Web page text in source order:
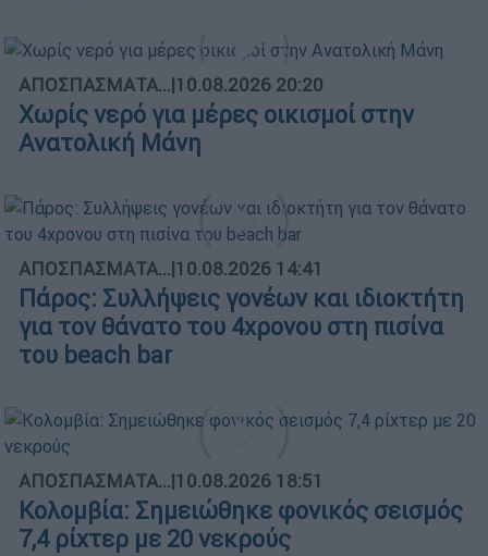
ΑΠΟΣΠΑΣΜΑΤΑ...|10.08.2026 20:20
Χωρίς νερό για μέρες οικισμοί στην
Ανατολική Μάνη
ΑΠΟΣΠΑΣΜΑΤΑ...|10.08.2026 14:41
Πάρος: Συλλήψεις γονέων και ιδιοκτήτη
για τον θάνατο του 4χρονου στη πισίνα
του beach bar
ΑΠΟΣΠΑΣΜΑΤΑ...|10.08.2026 18:51
Κολομβία: Σημειώθηκε φονικός σεισμός
7,4 ρίχτερ με 20 νεκρούς